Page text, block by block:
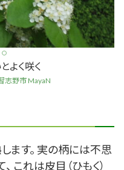
よく咲く
志野市 MayaN
ます。 実の柄には不思
これは皮目（ひもく）